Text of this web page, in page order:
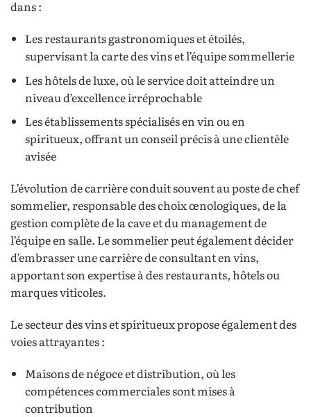
dans :
Les restaurants gastronomiques et étoilés,
supervisant la carte des vins et l’équipe sommellerie
Les hôtels de luxe, où le service doit atteindre un
niveau d’excellence irréprochable
Les établissements spécialisés en vin ou en
spiritueux, offrant un conseil précis à une clientèle
avisée
L’évolution de carrière conduit souvent au poste de chef
sommelier, responsable des choix œnologiques, de la
gestion complète de la cave et du management de
l’équipe en salle. Le sommelier peut également décider
d’embrasser une carrière de consultant en vins,
apportant son expertise à des restaurants, hôtels ou
marques viticoles.
Le secteur des vins et spiritueux propose également des
voies attrayantes :
Maisons de négoce et distribution, où les
compétences commerciales sont mises à
contribution